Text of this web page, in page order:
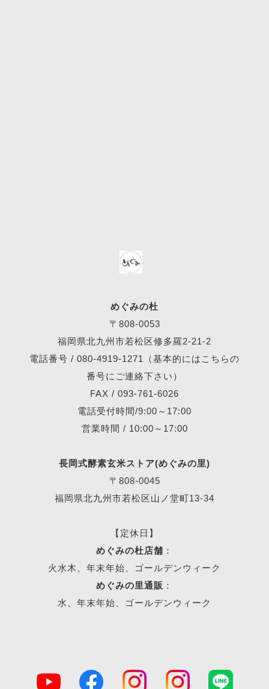
めぐみの杜
〒808-0053
福岡県北九州市若松区修多羅2-21-2
電話番号 / 080-4919-1271
（基本的にはこちらの
番号にご連絡下さい）
FAX / 093-761-6026
電話受付時間/9:00～17:00
営業時間 / 10:00～17:00
長岡式酵素玄米ストア(めぐみの里)
〒808-0045
福岡県北九州市若松区山ノ堂町13-34
【定休日】
めぐみの杜店舗 ：
火水木、年末年始、ゴールデンウィーク
めぐみの里通販 ：
水、年末年始、ゴールデンウィーク